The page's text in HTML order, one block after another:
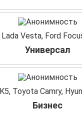
Lada Vesta, Ford
Универсал
Toyota Camry,
Бизнес